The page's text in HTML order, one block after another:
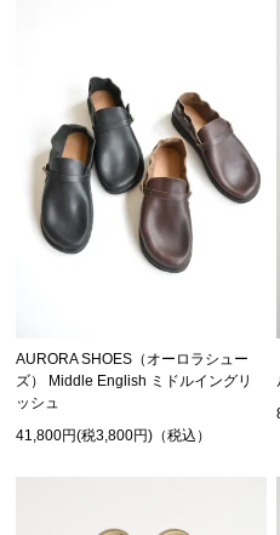
AURORA SHOES（オーロラシュー
ズ） Middle English ミドルイングリ
ッシュ
41,800円(税3,800円)（税込）